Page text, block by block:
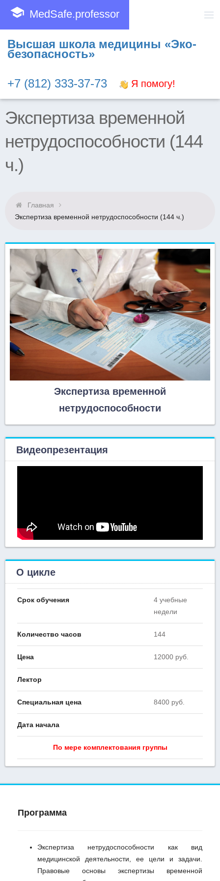
school MedSafe.professor
Высшая школа медицины «Эко-
безопасность»
+7 (812) 333-37-73 Я помогу!
Экспертиза временной
нетрудоспособности (144
ч.)
Главная
Экспертиза временной нетрудоспособности (144 ч.)
Экспертиза временной
нетрудоспособности
Видеопрезентация
О цикле
Срок обучения
4 учебные
недели
Количество часов 144
Цена 12000 руб.
Лектор
Специальная цена 8400 руб.
Дата начала
По мере комплектования группы
Программа
Экспертиза нетрудоспособности как вид
медицинской деятельности, ее цели и задачи.
Правовые основы экспертизы временной